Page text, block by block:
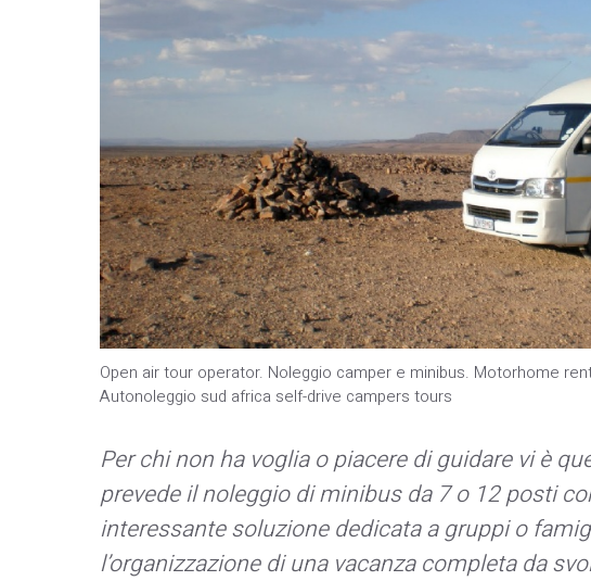
Open air tour operator. Noleggio camper e minibus. Motorhome
Autonoleggio sud africa self-drive campers tours
Per chi non ha voglia o piacere di guidare vi è
prevede il noleggio di minibus da 7 o 12 posti
interessante soluzione dedicata a gruppi o
l’organizzazione di una vacanza completa da